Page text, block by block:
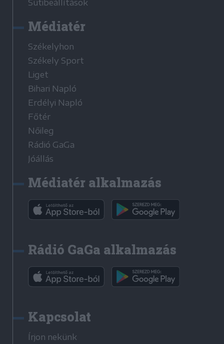
Sütibeállítások
Médiatér
Székelyhon
Székely Sport
Liget
Bihari Napló
Erdélyi Napló
Főtér
Nőileg
Rádió GaGa
Jóállás
Médiatér alkalmazás
Rádió GaGa alkalmazás
Kapcsolat
Írjon nekünk